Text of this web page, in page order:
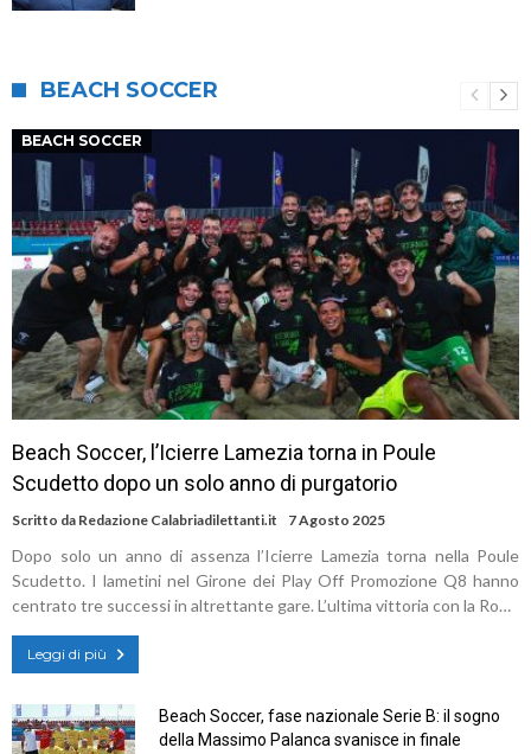
BEACH SOCCER
BEACH SOCCER
Beach Soccer, l’Icierre Lamezia torna in Poule
Scudetto dopo un solo anno di purgatorio
Scritto da Redazione Calabriadilettanti.it 7 Agosto 2025
Dopo solo un anno di assenza l’Icierre Lamezia torna nella Poule
Scudetto. I lametini nel Girone dei Play Off Promozione Q8 hanno
centrato tre successi in altrettante gare. L’ultima vittoria con la Ro…
Leggi di più
Beach Soccer, fase nazionale Serie B: il sogno
della Massimo Palanca svanisce in finale